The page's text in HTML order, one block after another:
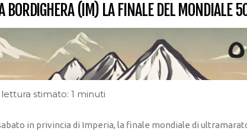
BORDIGHERA (IM) LA FINALE DEL MONDIALE
stimato: 1 minuti
in privincia di Imperia, la finale mondiale di